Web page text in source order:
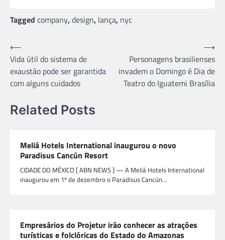
Tagged company,design, lança, nyc
Navegação
de
Post
⟵
Vida útil do sistema de
exaustão pode ser garantida
com alguns cuidados
Personagens brasilienses
invadem o Domingo é Dia de
Teatro do Iguatemi Brasília
⟶
Related Posts
Meliá Hotels International inaugurou o novo
Paradisus Cancún Resort
CIDADE DO MÉXICO [ ABN NEWS ] — A Meliá Hotels International
inaugurou em 1º de dezembro o Paradisus Cancún…
Empresários do Projetur irão conhecer as atrações
turísticas e folclóricas do Estado do Amazonas